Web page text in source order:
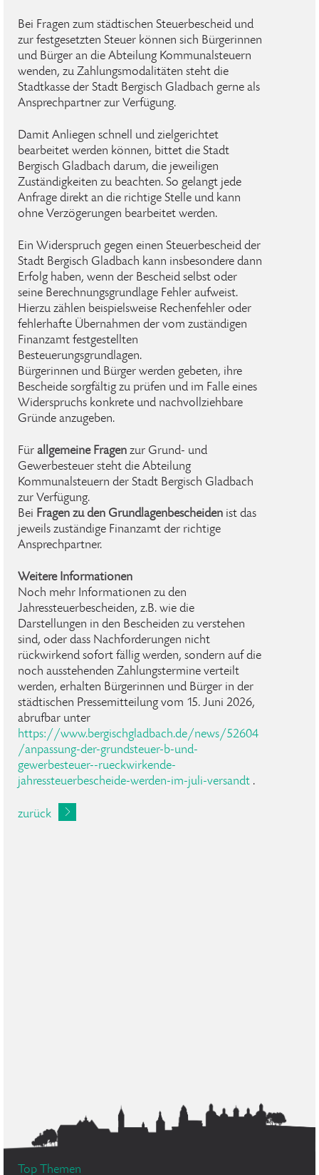
Bei Fragen zum städtischen Steuerbescheid und
zur festgesetzten Steuer können sich Bürgerinnen
und Bürger an die Abteilung Kommunalsteuern
wenden, zu Zahlungsmodalitäten steht die
Stadtkasse der Stadt Bergisch Gladbach gerne als
Ansprechpartner zur Verfügung.
Damit Anliegen schnell und zielgerichtet
bearbeitet werden können, bittet die Stadt
Bergisch Gladbach darum, die jeweiligen
Zuständigkeiten zu beachten. So gelangt jede
Anfrage direkt an die richtige Stelle und kann
ohne Verzögerungen bearbeitet werden.
Ein Widerspruch gegen einen Steuerbescheid der
Stadt Bergisch Gladbach kann insbesondere dann
Erfolg haben, wenn der Bescheid selbst oder
seine Berechnungsgrundlage Fehler aufweist.
Hierzu zählen beispielsweise Rechenfehler oder
fehlerhafte Übernahmen der vom zuständigen
Finanzamt festgestellten
Besteuerungsgrundlagen.
Bürgerinnen und Bürger werden gebeten, ihre
Bescheide sorgfältig zu prüfen und im Falle eines
Widerspruchs konkrete und nachvollziehbare
Gründe anzugeben.
Für allgemeine Fragen zur Grund- und
Gewerbesteuer steht die Abteilung
Kommunalsteuern der Stadt Bergisch Gladbach
zur Verfügung.
Bei Fragen zu den Grundlagenbescheiden ist das
jeweils zuständige Finanzamt der richtige
Ansprechpartner.
Weitere Informationen
Noch mehr Informationen zu den
Jahressteuerbescheiden, z.B. wie die
Darstellungen in den Bescheiden zu verstehen
sind, oder dass Nachforderungen nicht
rückwirkend sofort fällig werden, sondern auf die
noch ausstehenden Zahlungstermine verteilt
werden, erhalten Bürgerinnen und Bürger in der
städtischen Pressemitteilung vom 15. Juni 2026,
abrufbar unter
https://www.bergischgladbach.de/news/52604
/anpassung-der-grundsteuer-b-und-
gewerbesteuer--rueckwirkende-
jahressteuerbescheide-werden-im-juli-versandt .
zurück
Top Themen